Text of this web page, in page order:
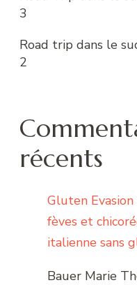
3
Road trip dans le
2
récents
Gluten Evasion
fèves et
italienne sans
Bauer Marie